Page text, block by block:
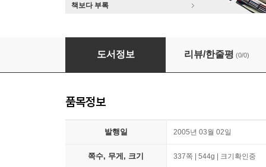
책보다 부록
Hacking Gps
도서정보 리뷰/한줄평 (0/0)
품목정보
발행일 2005년 03월 02일
쪽수, 무게, 크기 337쪽 | 544g | 크기확인중